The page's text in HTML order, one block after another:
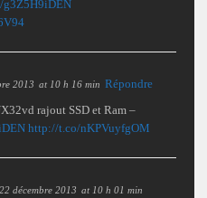
2013 at 10 h 16 min Répondre
rajout SSD et Ram –
http://t.co/nKPVuyfgOM
22 décembre 2013 at 10 h 01 min